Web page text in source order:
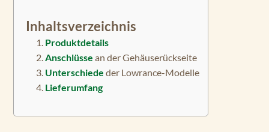
Inhaltsverzeichnis
Produktdetails
Anschlüsse an der Gehäuserückseite
Unterschiede der Lowrance-Modelle
Lieferumfang